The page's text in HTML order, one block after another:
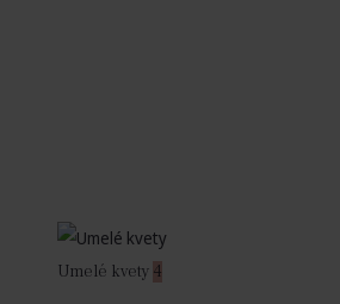
Umelé kvety 4